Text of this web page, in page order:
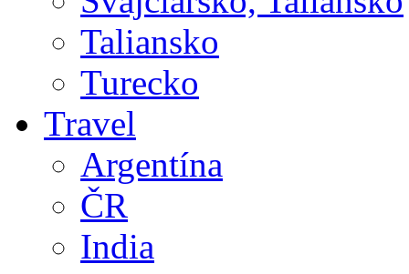
Taliansko
Turecko
Travel
Argentína
ČR
India